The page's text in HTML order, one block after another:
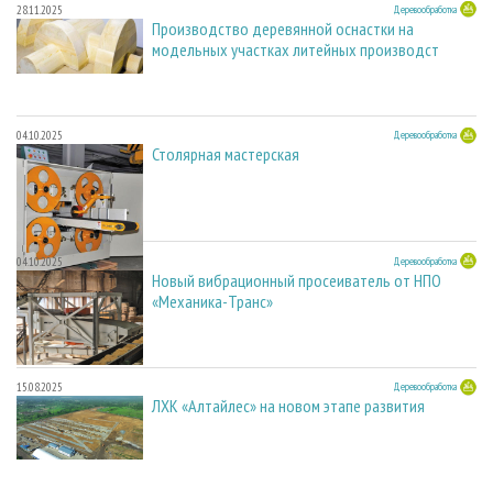
28.11.2025 Деревообработка
Производство деревянной оснастки на
модельных участках литейных производст
04.10.2025 Деревообработка
Столярная мастерская
04.10.2025 Деревообработка
Новый вибрационный просеиватель от НПО
«Механика-Транс»
15.08.2025 Деревообработка
ЛХК «Алтайлес» на новом этапе развития